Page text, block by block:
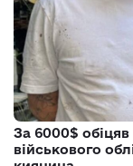
За 6000$ обіцяв
військового